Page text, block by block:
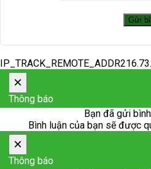
×
Thông báo
Bạn đã gửi
Bình luận của bạn sẽ được
×
Thông báo